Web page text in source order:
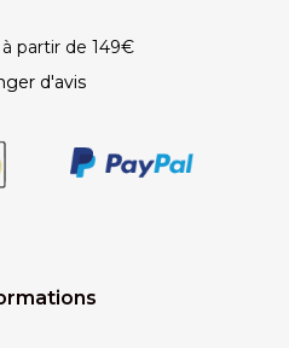
partir de 149€
d'avis